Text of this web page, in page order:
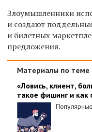
Злоумышленники
и создают
и билетных
предложения.
Материалы по теме
«Ловись, клиент,
такое фишинг и как